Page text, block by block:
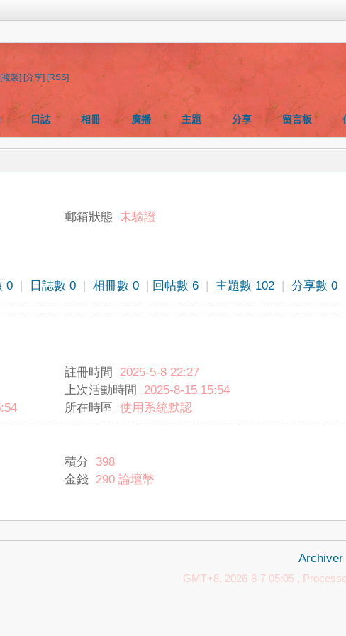
[複製] [分享] [RSS]
日誌 相冊 廣播 主題 分享 留言板
郵箱狀態 未驗證
0 | 日誌數 0 | 相冊數 0 | 回帖數 6 | 主題數 102 | 分享數 0
註冊時間
2025-5-8 22:27
上次活動時間
2025-8-15 15:54
所在時區 使用系統默認
積分
398
金錢 290 論壇幣
Archiver
GMT+8, 2026-8-7 05:05 ,